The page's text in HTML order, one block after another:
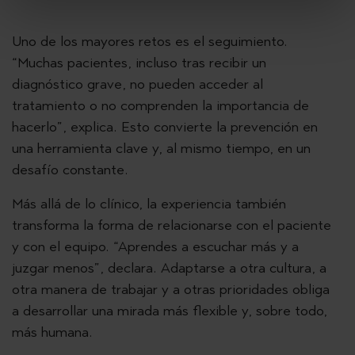
Uno de los mayores retos es el seguimiento.
“Muchas pacientes, incluso tras recibir un
diagnóstico grave, no pueden acceder al
tratamiento o no comprenden la importancia de
hacerlo”, explica. Esto convierte la prevención en
una herramienta clave y, al mismo tiempo, en un
desafío constante.
Más allá de lo clínico, la experiencia también
transforma la forma de relacionarse con el paciente
y con el equipo. “Aprendes a escuchar más y a
juzgar menos”, declara. Adaptarse a otra cultura, a
otra manera de trabajar y a otras prioridades obliga
a desarrollar una mirada más flexible y, sobre todo,
más humana.